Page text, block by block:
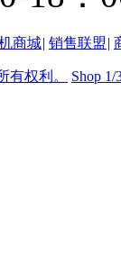
商城| 销售联盟|
有权利。
Shop 1/